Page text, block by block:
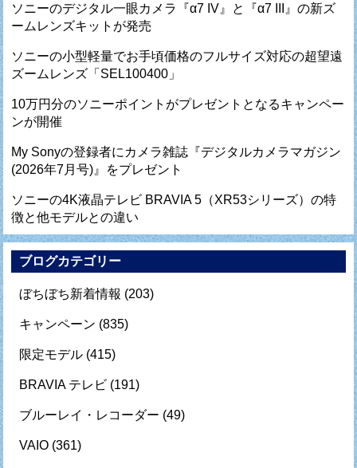
ソニーのデジタル一眼カメラ『α7 IV』と『α7 III』の新ズ
ームレンズキットが発売
ソニーの小型軽量でお手頃価格のフルサイズ対応の超望遠
ズームレンズ「SEL100400」
10万円分のソニーポイントがプレゼントとなるキャンペー
ンが開催
My Sonyの登録者にカメラ雑誌『デジタルカメラマガジン
(2026年7月号)』をプレゼント
ソニーの4K液晶テレビ BRAVIA 5（XR53シリーズ）の特
徴と他モデルとの違い
ブログカテゴリー
ぼちぼち新着情報 (203)
キャンペーン (835)
限定モデル (415)
BRAVIA テレビ (191)
ブルーレイ・レコーダー (49)
VAIO (361)